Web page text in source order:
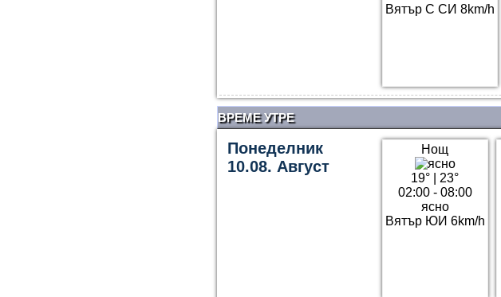
Вятър С СИ 8km/h
ВРЕМЕ УТРЕ
Понеделник
10.08. Август
Нощ
19°
23°
02:00 - 08:00
ясно
Вятър ЮИ 6km/h